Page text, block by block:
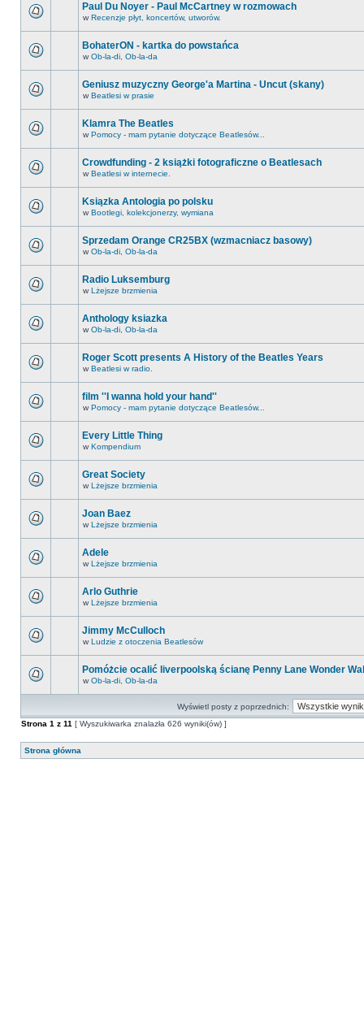
Paul Du Noyer - Paul McCartney w rozmowach
w Recenzje płyt, koncertów, utworów.
BohaterON - kartka do powstańca
w Ob-la-di, Ob-la-da
Geniusz muzyczny George'a Martina - Uncut (skany)
w Beatlesi w prasie
Klamra The Beatles
w Pomocy - mam pytanie dotyczące Beatlesów...
Crowdfunding - 2 książki fotograficzne o Beatlesach
w Beatlesi w internecie.
Ksiązka Antologia po polsku
w Bootlegi, kolekcjonerzy, wymiana
Sprzedam Orange CR25BX (wzmacniacz basowy)
w Ob-la-di, Ob-la-da
Radio Luksemburg
w Lżejsze brzmienia
Anthology ksiazka
w Ob-la-di, Ob-la-da
Roger Scott presents A History of the Beatles Years
w Beatlesi w radio.
film ''I wanna hold your hand''
w Pomocy - mam pytanie dotyczące Beatlesów...
Every Little Thing
w Kompendium
Great Society
w Lżejsze brzmienia
Joan Baez
w Lżejsze brzmienia
Adele
w Lżejsze brzmienia
Arlo Guthrie
w Lżejsze brzmienia
Jimmy McCulloch
w Ludzie z otoczenia Beatlesów
Pomóżcie ocalić liverpoolską ścianę Penny Lane Wonder
w Ob-la-di, Ob-la-da
Wyświetl posty z poprzednich:
Strona 1 z 11 [ Wyszukiwarka znalazła 626 wyniki(ów) ]
Strona główna